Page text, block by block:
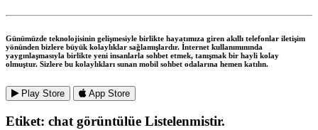
Günümüzde teknolojisinin gelişmesiyle birlikte hayatımıza giren akıllı telefonlar iletişim
yönünden bizlere büyük kolaylıklar sağlamışlardır. İnternet kullanımınında
yaygınlaşmasıyla birlikte yeni insanlarla sohbet etmek, tanışmak bir hayli kolay
olmuştur. Sizlere bu kolaylıkları sunan mobil sohbet odalarına hemen katılın.
Play Store App Store
Etiket: chat görüntülüe Listelenmistir.